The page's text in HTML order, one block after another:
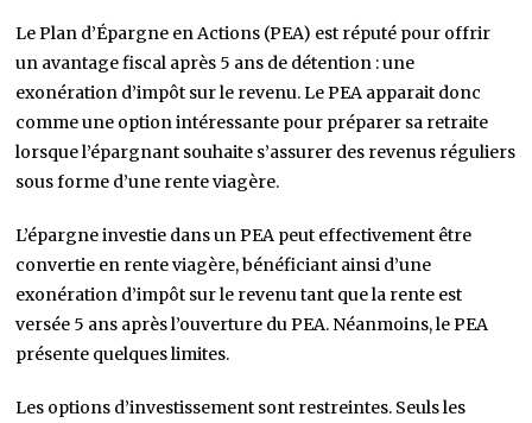
Le Plan d’Épargne en Actions (PEA) est réputé pour offrir
un avantage fiscal après 5 ans de détention : une
exonération d’impôt sur le revenu. Le PEA apparait donc
comme une option intéressante pour préparer sa retraite
lorsque l’épargnant souhaite s’assurer des revenus réguliers
sous forme d’une rente viagère.
L’épargne investie dans un PEA peut effectivement être
convertie en rente viagère, bénéficiant ainsi d’une
exonération d’impôt sur le revenu tant que la rente est
versée 5 ans après l’ouverture du PEA. Néanmoins, le PEA
présente quelques limites.
Les options d’investissement sont restreintes. Seuls les